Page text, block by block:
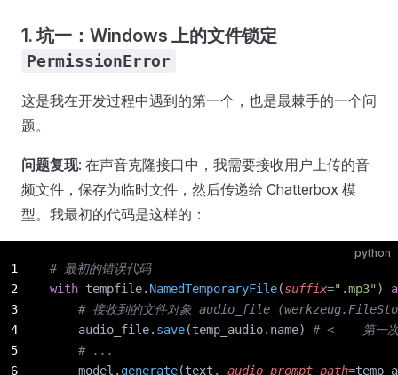
1. 坑一：Windows 上的文件锁定
PermissionError
这是我在开发过程中遇到的第一个，也是最棘手的一个问
题。
问题复现: 在声音克隆接口中，我需要接收用户上传的音
频文件，保存为临时文件，然后传递给 Chatterbox 模
型。我最初的代码是这样的：
python
# 最初的错误代码
with tempfile. NamedTemporaryFile(suffix=".mp3")
# 接收到的文件对象 audio_file
    audio_file.
save(temp_audio.name) # <--- 第一次
    # ...
    model.
generate(text, audio_prompt_path=
1
2
3
4
5
6